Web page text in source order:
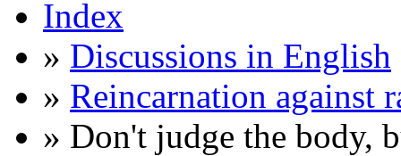
Index
» Discussions in English
» Reincarnation against
» Don't judge the body,